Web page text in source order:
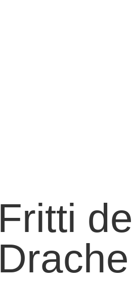
Fritti
Drache